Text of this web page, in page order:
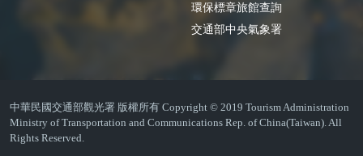
環保標章旅館查詢
交通部中央氣象署
中華民國交通部觀光署 版權所有 Copyright © 2019 Tourism Administration
Ministry of Transportation and Communications Rep. of China(Taiwan). All
Rights Reserved.